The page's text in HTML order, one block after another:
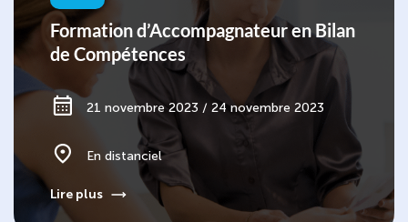
Formation d’Accompagnateur en Bilan
de Compétences
21 novembre 2023 / 24 novembre 2023
En distanciel
Lire plus